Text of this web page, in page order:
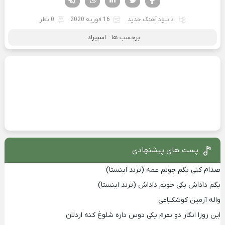
دانلود آهنگ جدید 16 فوریه 2020 0 نظر
برچسب ها : اسپیراد
پست های پیشنهادی
صدام کنی بگم جونم عمه (ترند اینستا)
بگم داداش بگی جونم داداش (ترند اینستا)
واله آرمین کوشکباغی
این روزا انگار دو نفرم یکی دوس داره شلوغ کنه اردلان